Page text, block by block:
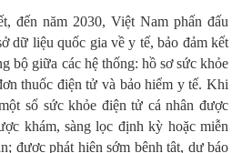
đến năm 2030, Việt Nam phấn đấu
dữ liệu quốc gia về y tế, bảo đảm kết
bộ giữa các hệ thống: hồ sơ sức khỏe
thuốc điện tử và bảo hiểm y tế. Khi
sổ sức khỏe điện tử cá nhân được
khám, sàng lọc định kỳ hoặc miễn
được phát hiện sớm bệnh tật, dự báo